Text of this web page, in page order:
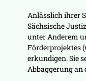
Anlässlich ihrer
Sächsische
unter Anderem
Förderprojektes
erkundigen. Sie
Abbaggerung